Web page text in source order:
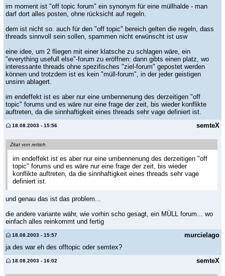
im moment ist "off topic forum" ein synonym für eine müllhalde - man
darf dort alles posten, ohne rücksicht auf regeln.
dem ist nicht so. auch für den "off topic" bereich gelten die regeln, dass
threads sinnvoll sein sollen, spammen nicht erwünscht ist usw
eine idee, um 2 fliegen mit einer klatsche zu schlagen wäre, ein
"everything usefull else"-forum zu eröffnen: dann gibts einen platz, wo
interessante threads ohne spezifisches "ziel-forum" gepostet werden
können und trotzdem ist es kein "müll-forum", in der jeder geistigen
unsinn ablagert.
im endeffekt ist es aber nur eine umbennenung des derzeitigen "off
topic" forums und es wäre nur eine frage der zeit, bis wieder konflikte
auftreten, da die sinnhaftigkeit eines threads sehr vage definiert ist.
semteX
18.08.2003 - 15:56
Zitat von rettich
im endeffekt ist es aber nur eine umbennenung des derzeitigen "off
topic" forums und es wäre nur eine frage der zeit, bis wieder
konflikte auftreten, da die sinnhaftigkeit eines threads sehr vage
definiert ist.
und genau das ist das problem...
die andere variante währ, wie vorhin scho gesagt, ein MÜLL forum... wo
einfach alles reinkommt und fertig
murcielago
18.08.2003 - 15:57
ja des war eh des offtopic oder semtex?
semteX
18.08.2003 - 16:02